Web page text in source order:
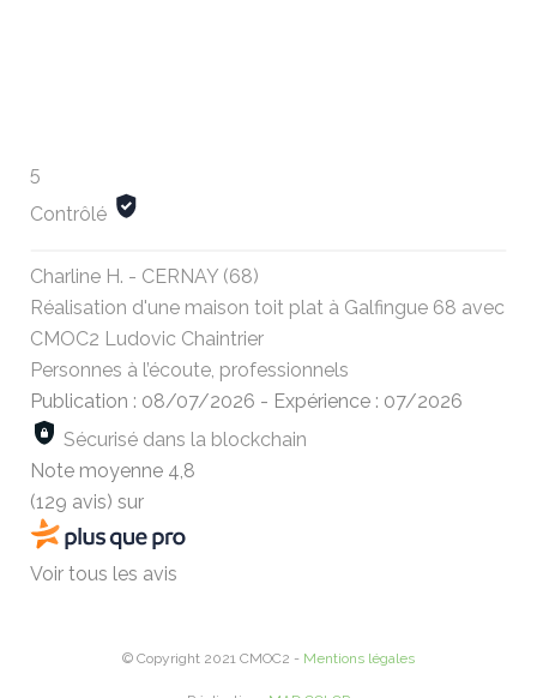
5
Contrôlé
Charline H. - CERNAY (68)
Réalisation d'une maison toit plat à Galfingue 68 avec
CMOC2 Ludovic Chaintrier
Personnes à l’écoute, professionnels
Publication : 08/07/2026 - Expérience : 07/2026
Sécurisé dans la blockchain
Note moyenne 4,8
(129 avis) sur
Voir tous les avis
© Copyright 2021 CMOC2 - Mentions légales